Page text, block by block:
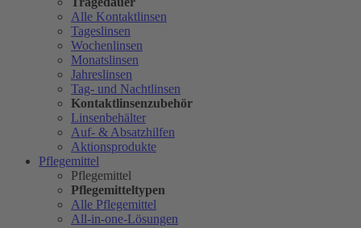
Alle Kontaktlinsen
Tageslinsen
Wochenlinsen
Monatslinsen
Jahreslinsen
Tag- und Nachtlinsen
Kontaktlinsenzubehör
Linsenbehälter
Auf- & Absatzhilfen
Aktionsprodukte
Pflegemittel
Pflegemittel
Pflegemitteltypen
Alle Pflegemittel
All-in-one-Lösungen